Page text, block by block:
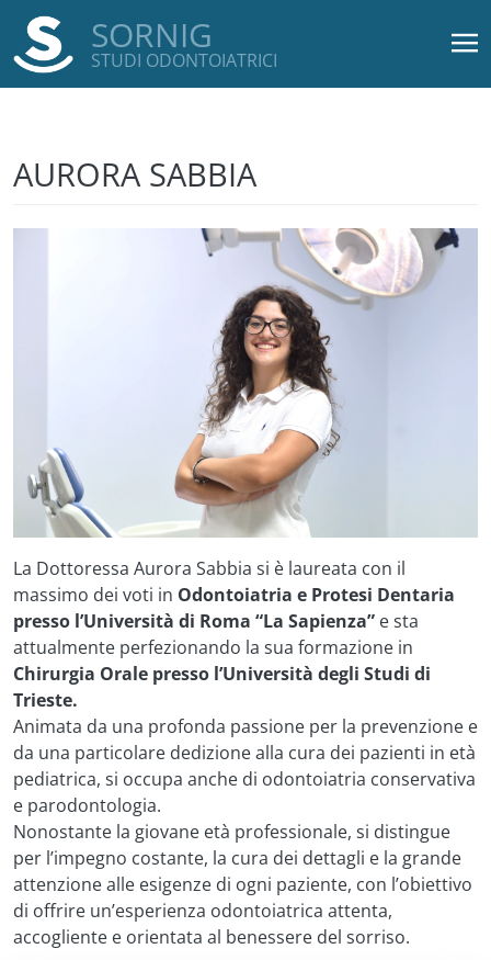
SORNIG
STUDI ODONTOIATRICI
AURORA SABBIA
La Dottoressa Aurora Sabbia si è laureata con il
massimo dei voti in Odontoiatria e Protesi Dentaria
presso l’Università di Roma “La Sapienza” e sta
attualmente perfezionando la sua formazione in
Chirurgia Orale presso l’Università degli Studi di
Trieste.
Animata da una profonda passione per la prevenzione e
da una particolare dedizione alla cura dei pazienti in età
pediatrica, si occupa anche di odontoiatria conservativa
e parodontologia.
Nonostante la giovane età professionale, si distingue
per l’impegno costante, la cura dei dettagli e la grande
attenzione alle esigenze di ogni paziente, con l’obiettivo
di offrire un’esperienza odontoiatrica attenta,
accogliente e orientata al benessere del sorriso.